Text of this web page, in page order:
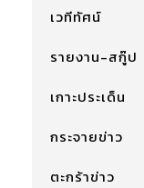
เวทีทัศน์
รายงาน-สกู๊ป
เกาะประเด็น
กระจายข่าว
ตะกร้าข่าว